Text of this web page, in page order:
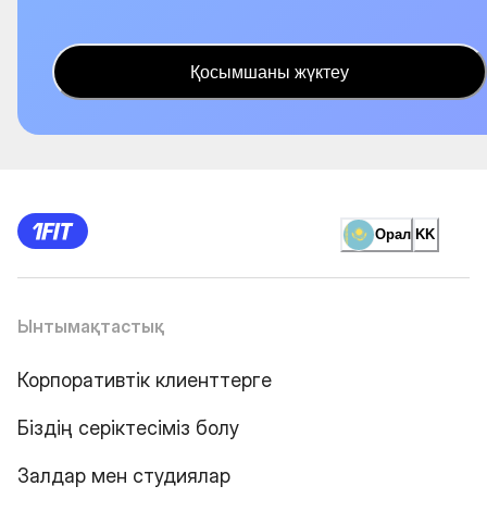
Қосымшаны жүктеу
Орал KK
Ынтымақтастық
Корпоративтік клиенттерге
Біздің серіктесіміз болу
Залдар мен студиялар